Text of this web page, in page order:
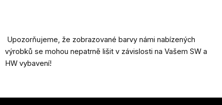
Upozorňujeme, že zobrazované barvy námi nabízených
výrobků se mohou nepatrně lišit v závislosti na Vašem SW a
HW vybavení!